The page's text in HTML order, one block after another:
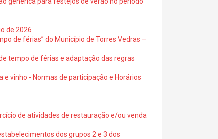
de 2026
de férias” do Município de Torres Vedras –
tempo de férias e adaptação das regras
e vinho - Normas de participação e Horários
de atividades de restauração e/ou venda
dos grupos 2 e 3 dos